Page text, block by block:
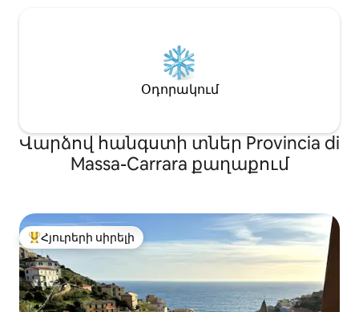
Օդորակում
Վարձով հանգստի տներ Provincia di
Massa-Carrara քաղաքում
Հյուրերի սիրելի լավագույն տները
Հյուրերի սիրելի